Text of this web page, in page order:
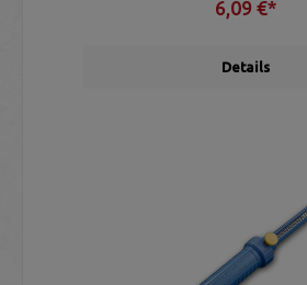
6,09 €*
Details